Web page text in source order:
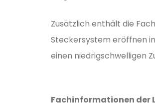
Zusätzlich enthält die
Steckersystem eröffnen
einen niedrigschwelligen
Fachinformationen der